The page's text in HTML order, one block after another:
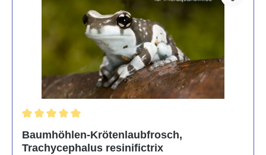
Baumhöhlen-Krötenlaubfrosch,
Trachycephalus resinifictrix